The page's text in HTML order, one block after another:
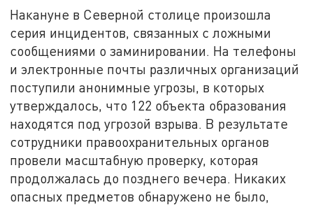
Накануне в Северной столице произошла
серия инцидентов, связанных с ложными
сообщениями о заминировании. На телефоны
и электронные почты различных организаций
поступили анонимные угрозы, в которых
утверждалось, что 122 объекта образования
находятся под угрозой взрыва. В результате
сотрудники правоохранительных органов
провели масштабную проверку, которая
продолжалась до позднего вечера. Никаких
опасных предметов обнаружено не было,